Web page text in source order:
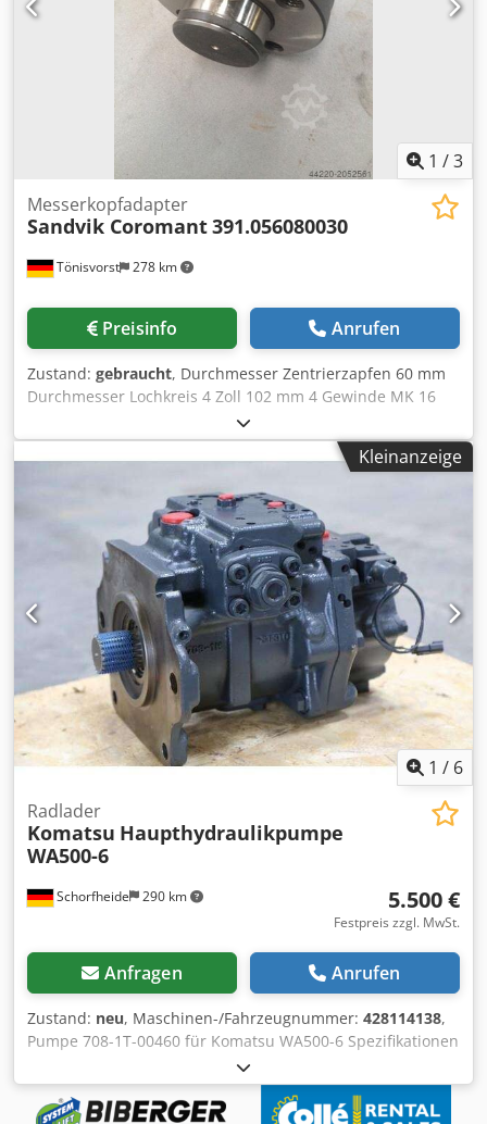
1 /3
Tönisvorst 278 km
Messerkopfadapter
Sandvik Coromant391.056080030
Preisinfo Anrufen
Zustand: gebraucht, Durchmesser Zentrierzapfen 60 mm
Durchmesser Lochkreis 4 Zoll 102 mm 4 Gewinde MK 16
Anlageflaeche 128 mm Durchmesser Varioloch 80 mm
Cjdpfxob Tyrvj Ah Sjrf
Kleinanzeige
1 / 6
Schorfheide 290 km
Radlader
Komatsu Haupthydraulikpumpe
WA500-6
5.500 €
Festpreis zzgl. MwSt.
Anfragen Anrufen
Zustand: neu, Maschinen-/Fahrzeugnummer: 428114138,
Pumpe 708-1T-00460 für Komatsu WA500-6 Spezifikationen
Hersteller Komatsu Modell 708-1T-00460 Hydraulik Pumpe
Neuwertig Weitere Informationen Verwendungszweck:
Bauwesen, Allgemeiner Zustand: sehr gut, Technischer